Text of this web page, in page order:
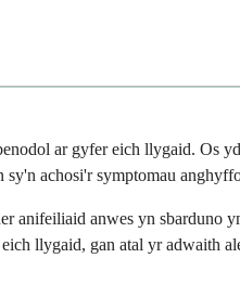
ar gyfer eich llygaid. Os
achosi'r symptomau
anwes yn
llygaid, gan atal yr adwaith